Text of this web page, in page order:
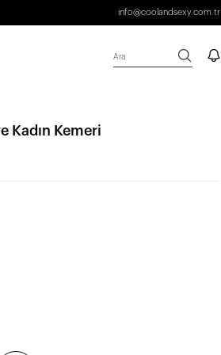
info@coolandsexy.com.tr
Ara
Kadın Kemeri